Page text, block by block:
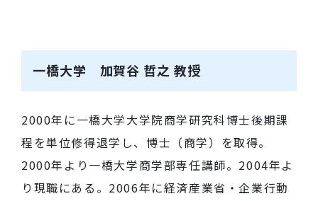
一橋大学 加賀谷 哲之 教授
2000年に一橋大学大学院商学研究科博士後期課
程を単位修得退学し、博士（商学）を取得。
2000年より一橋大学商学部専任講師。2004年よ
り現職にある。2006年に経済産業省・企業行動